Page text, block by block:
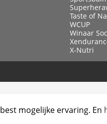
Taste of
WCUP
Winaar
X-Nutri
mogelijke ervaring. En